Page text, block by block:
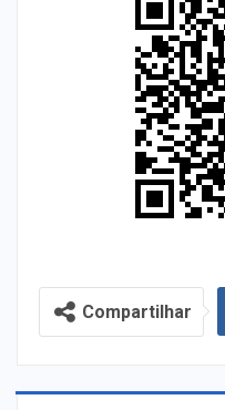
Compartilhar